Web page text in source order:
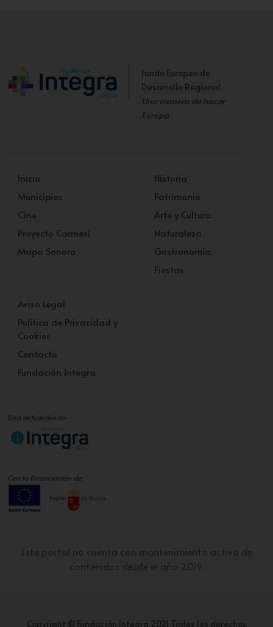
Fondo Europeo de
Desarrollo Regional.
Una manera de hacer
Europa.
Inicio
Municipios
Cine
Proyecto Carmesí
Mapa Sonoro
Historia
Patrimonio
Arte y Cultura
Naturaleza
Gastronomía
Fiestas
Aviso Legal
Política de Privacidad y
Cookies
Contacto
Fundación Integra
Una actuación de:
Con la financiación de:
Copyright © Fundación Integra 2021 Todos los derechos